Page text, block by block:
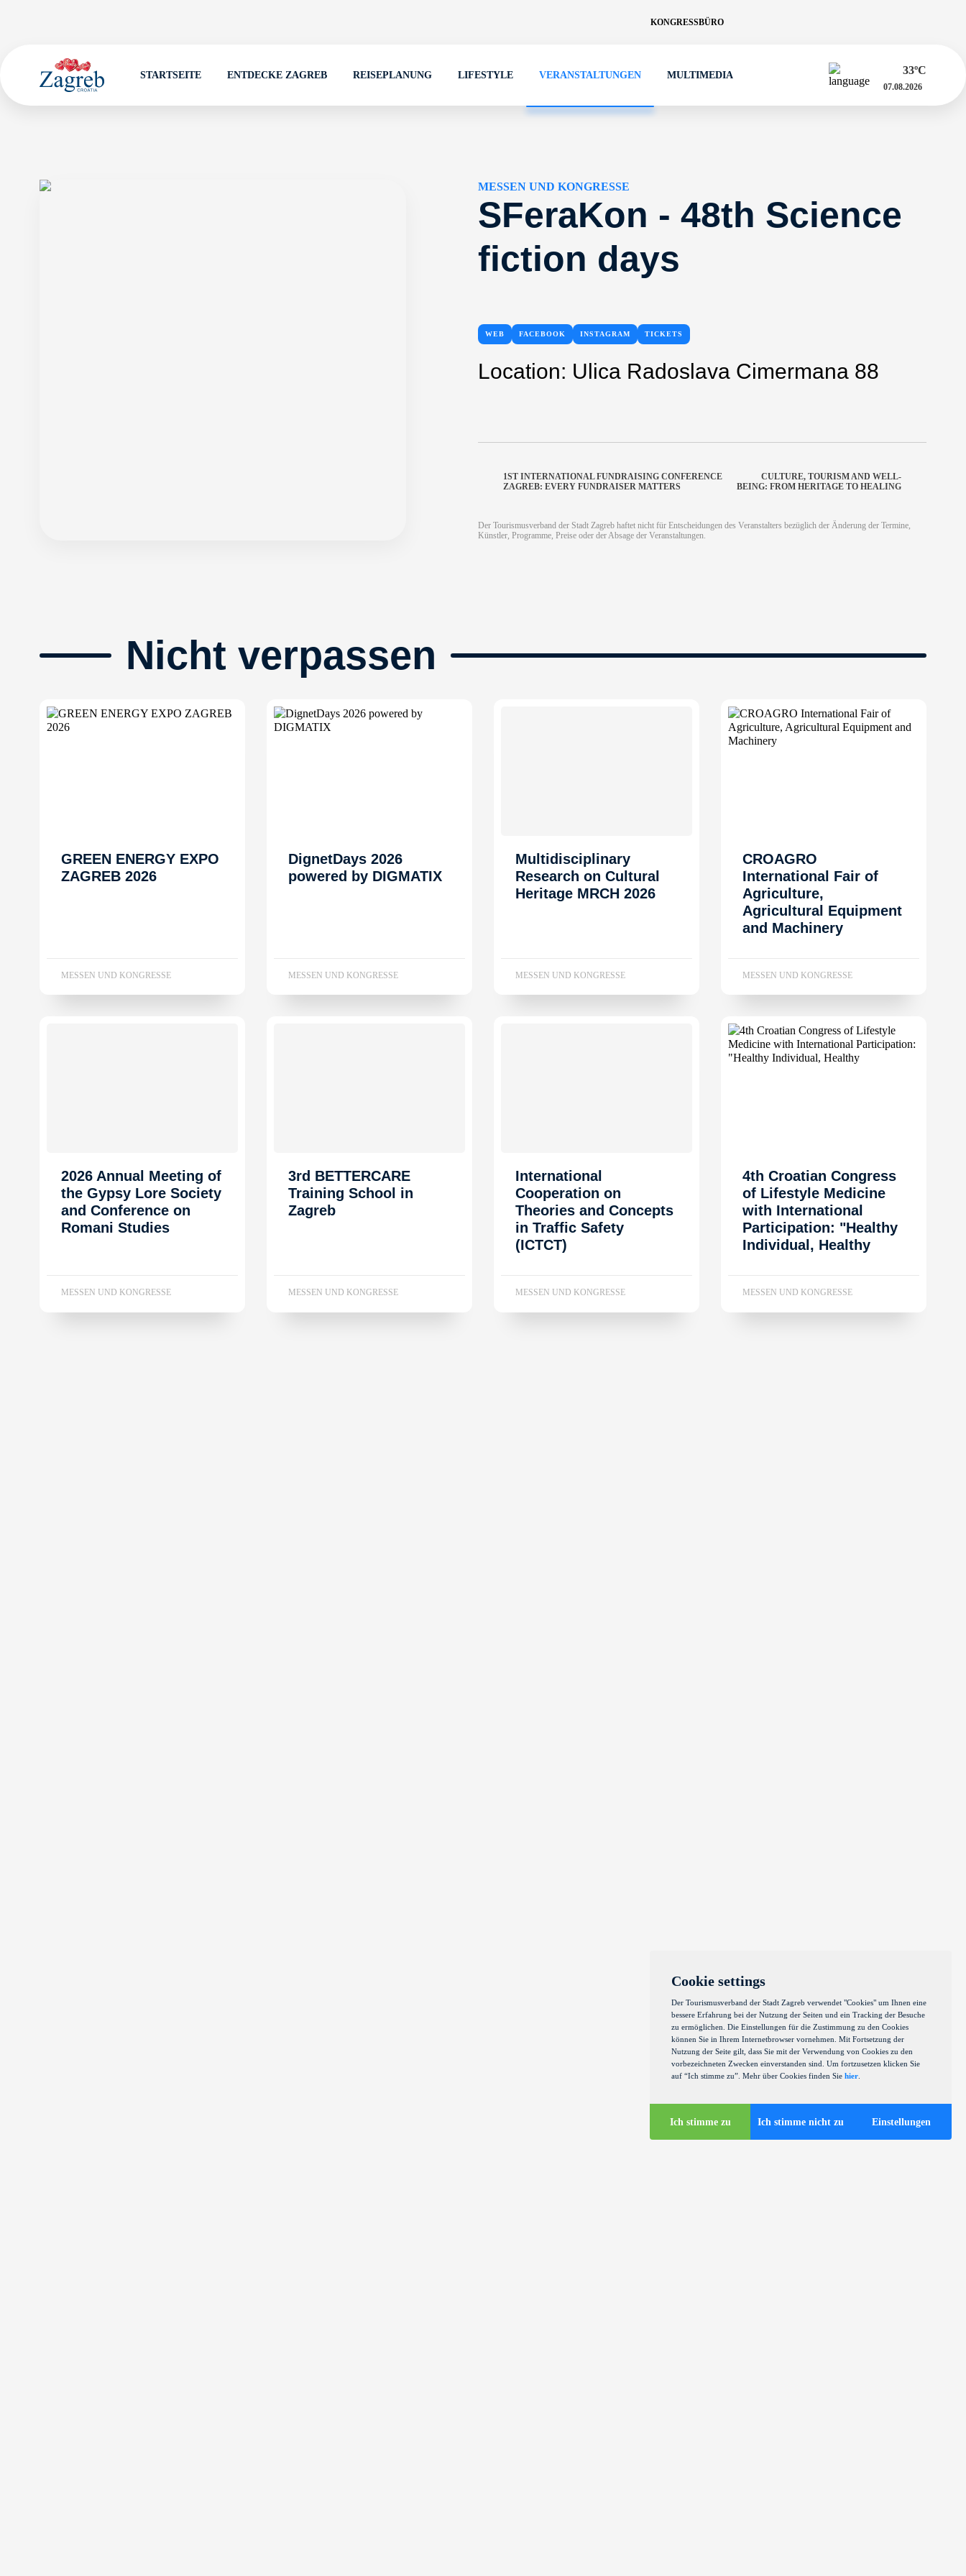
KONGRESSBÜRO
STARTSEITE ENTDECKE ZAGREB REISEPLANUNG LIFESTYLE VERANSTALTUNGEN MULTIMEDIA 33ºC
07.08.2026
MESSEN UND KONGRESSE
SFeraKon - 48th Science
fiction days
WEB FACEBOOK INSTAGRAM TICKETS
Location: Ulica Radoslava Cimermana 88
1ST INTERNATIONAL FUNDRAISING CONFERENCE
ZAGREB: EVERY FUNDRAISER MATTERS
CULTURE, TOURISM AND WELL-
BEING: FROM HERITAGE TO HEALING
Der Tourismusverband der Stadt Zagreb haftet nicht für Entscheidungen des Veranstalters bezüglich der Änderung der Termine,
Künstler, Programme, Preise oder der Absage der Veranstaltungen.
Nicht verpassen
GREEN ENERGY EXPO
ZAGREB 2026
MESSEN UND KONGRESSE
DignetDays 2026
powered by DIGMATIX
MESSEN UND KONGRESSE
Multidisciplinary
Research on Cultural
Heritage MRCH 2026
MESSEN UND KONGRESSE
CROAGRO
International Fair of
Agriculture,
Agricultural Equipment
and Machinery
MESSEN UND KONGRESSE
2026 Annual Meeting of
the Gypsy Lore Society
and Conference on
Romani Studies
MESSEN UND KONGRESSE
3rd BETTERCARE
Training School in
Zagreb
MESSEN UND KONGRESSE
International
Cooperation on
Theories and Concepts
in Traffic Safety
(ICTCT)
MESSEN UND KONGRESSE
4th Croatian Congress
of Lifestyle Medicine
with International
Participation: "Healthy
Individual, Healthy
MESSEN UND KONGRESSE
Cookie settings
Der Tourismusverband der Stadt Zagreb verwendet "Cookies" um Ihnen eine
bessere Erfahrung bei der Nutzung der Seiten und ein Tracking der Besuche
zu ermöglichen. Die Einstellungen für die Zustimmung zu den Cookies
können Sie in Ihrem Internetbrowser vornehmen. Mit Fortsetzung der
Nutzung der Seite gilt, dass Sie mit der Verwendung von Cookies zu den
vorbezeichneten Zwecken einverstanden sind. Um fortzusetzen klicken Sie
auf “Ich stimme zu”. Mehr über Cookies finden Sie hier
Ich stimme zu Ich stimme nicht zu Einstellungen